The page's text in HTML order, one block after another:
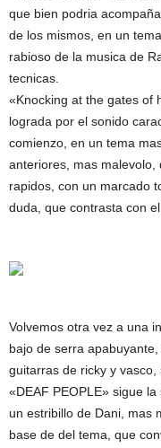
que bien podria
de los mismos, en un
rabioso de la musica de
tecnicas.
«Knocking at the gates of
lograda por el sonido
comienzo, en un tema
anteriores, mas
rapidos, con un marcado
duda, que contrasta con
Volvemos otra vez a una
bajo de serra
guitarras de ricky y
«DEAF PEOPLE» sigue
un estribillo de Dani, mas
base de del tema, que